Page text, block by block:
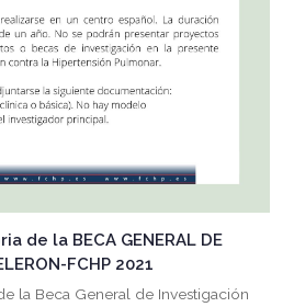
de la BECA GENERAL DE
FCHP 2021
la Beca General de Investigación